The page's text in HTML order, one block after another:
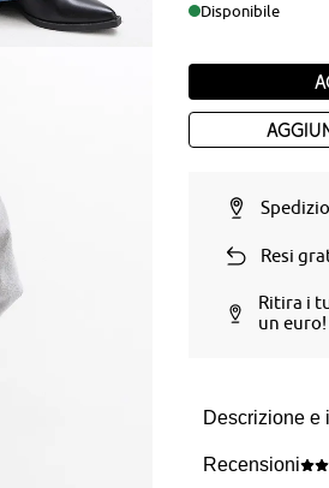
Disponibile
Resi
Ritira i
un euro!
Descrizione e
Recensioni